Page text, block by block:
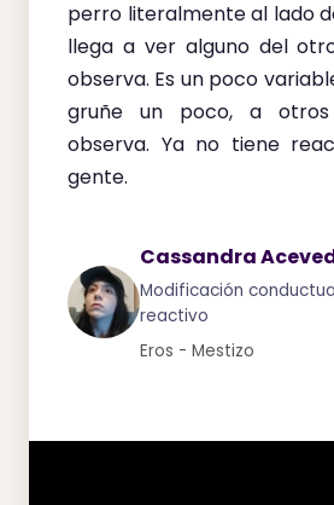
perro literalmente al lado
llega a ver alguno del
observa. Es un poco
gruñe un poco, a
observa. Ya no tiene
gente.
Cassandra
Modificación
reactivo
Eros - Mestizo